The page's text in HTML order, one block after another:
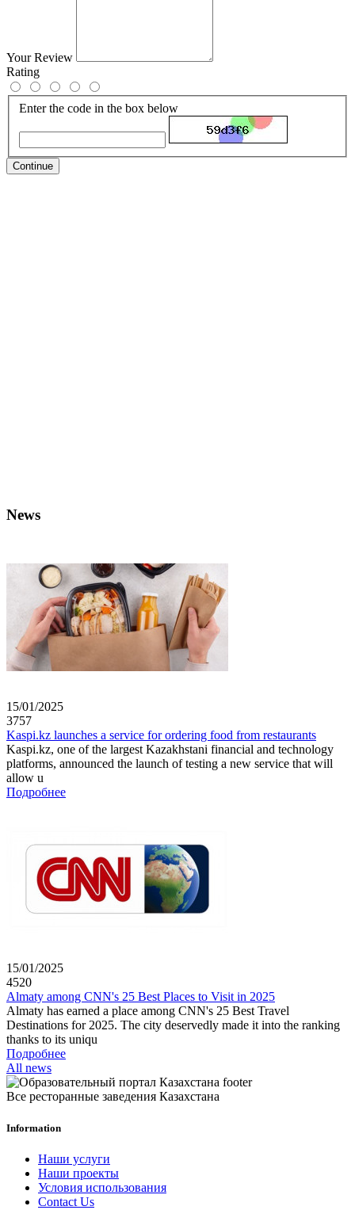
Your Review
Rating
Enter the code in the box below
Continue
News
15/01/2025
3757
Kaspi.kz launches a service for ordering food from restaurants
Kaspi.kz, one of the largest Kazakhstani financial and technology
platforms, announced the launch of testing a new service that will
allow u
Подробнее
15/01/2025
4520
Almaty among CNN's 25 Best Places to Visit in 2025
Almaty has earned a place among CNN's 25 Best Travel
Destinations for 2025. The city deservedly made it into the ranking
thanks to its uniqu
Подробнее
All news
Все ресторанные заведения Казахстана
Information
Наши услуги
Наши проекты
Условия использования
Contact Us